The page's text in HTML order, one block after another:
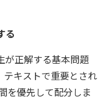
る
が正解する基本問題
キストで重要とされ
を優先して配分しま